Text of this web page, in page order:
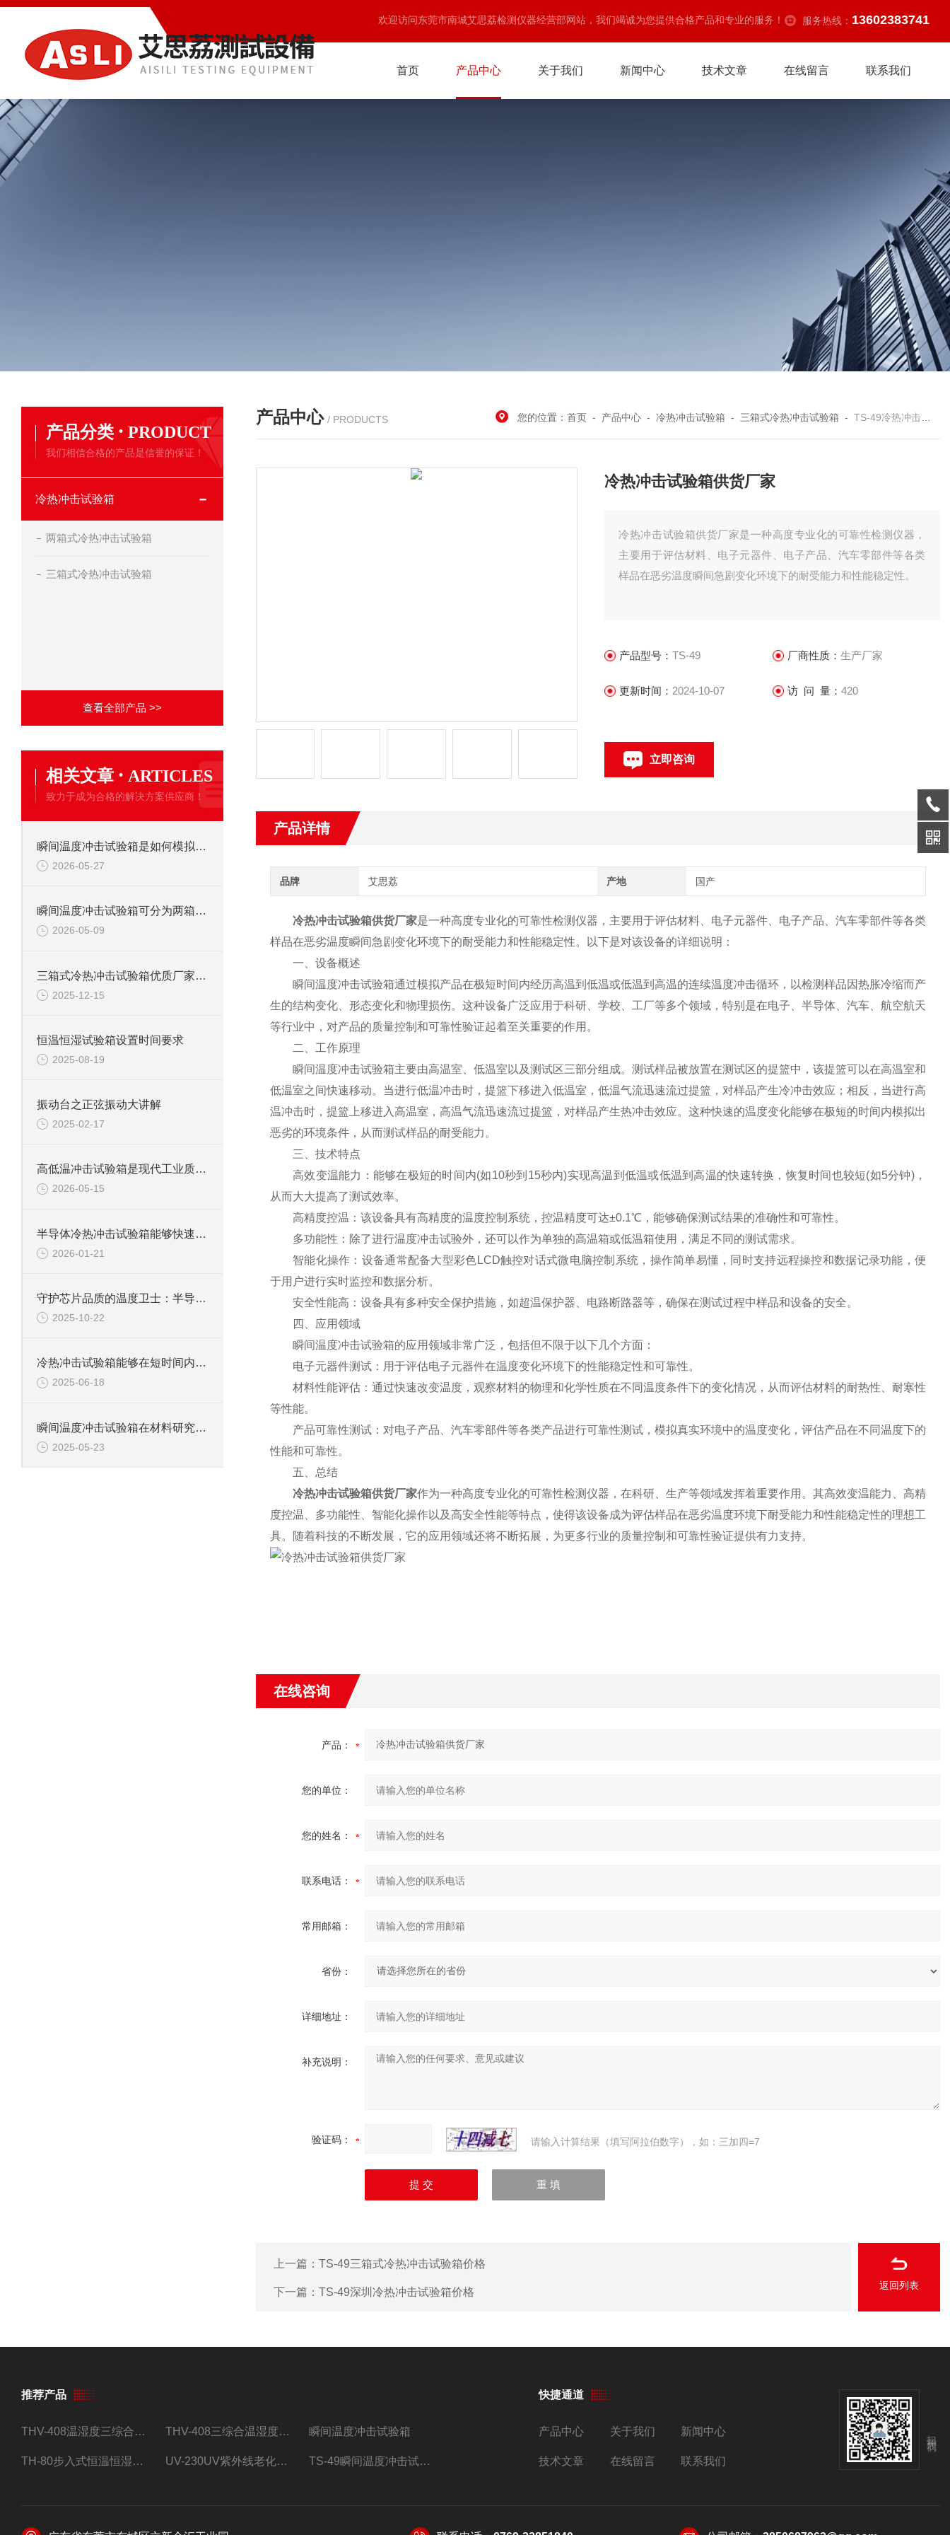
欢迎访问东莞市南城艾思荔检测仪器经营部网站，我们竭诚为您提供合格产品和专业的服务！ 服务热线： 13602383741
首页 产品中心 关于我们 新闻中心 技术文章 在线留言 联系我们
产品分类 · PRODUCT
我们相信合格的产品是信誉的保证！
冷热冲击试验箱
两箱式冷热冲击试验箱
三箱式冷热冲击试验箱
查看全部产品 >>
相关文章 · ARTICLES
致力于成为合格的解决方案供应商！
瞬间温度冲击试验箱是如何模拟环境突变的?
2026-05-27
瞬间温度冲击试验箱可分为两箱式与三箱式两种
2026-05-09
三箱式冷热冲击试验箱优质厂家怎么选？这些关键点要牢记
2025-12-15
恒温恒湿试验箱设置时间要求
2025-08-19
振动台之正弦振动大讲解
2025-02-17
高低温冲击试验箱是现代工业质量管控中的重要工具
2026-05-15
半导体冷热冲击试验箱能够快速且准确地在高温和低温环境之间进行切换
2026-01-21
守护芯片品质的温度卫士：半导体冷热冲击试验箱
2025-10-22
冷热冲击试验箱能够在短时间内实现温度的快速变化
2025-06-18
瞬间温度冲击试验箱在材料研究领域中具有重要意义
2025-05-23
产品中心 / PRODUCTS 您的位置：首页 - 产品中心 -冷热冲击试验箱 - 三箱式冷热冲击试验箱 -TS-49冷热冲击试验箱供货厂家
冷热冲击试验箱供货厂家
冷热冲击试验箱供货厂家是一种高度专业化的可靠性检测仪器，
主要用于评估材料、电子元器件、电子产品、汽车零部件等各类
样品在恶劣温度瞬间急剧变化环境下的耐受能力和性能稳定性。
产品型号：TS-49 厂商性质： 生产厂家
更新时间： 2024-10-07 访 问 量： 420
立即咨询
产品详情
品牌 艾思荔 产地 国产
冷热冲击试验箱供货厂家是一种高度专业化的可靠性检测仪器，主要用于评估材料、电子元器件、电子产品、汽车零部件等各类
样品在恶劣温度瞬间急剧变化环境下的耐受能力和性能稳定性。以下是对该设备的详细说明：
一、设备概述
瞬间温度冲击试验箱通过模拟产品在极短时间内经历高温到低温或低温到高温的连续温度冲击循环，以检测样品因热胀冷缩而产
生的结构变化、形态变化和物理损伤。这种设备广泛应用于科研、学校、工厂等多个领域，特别是在电子、半导体、汽车、航空航天
等行业中，对产品的质量控制和可靠性验证起着至关重要的作用。
二、工作原理
瞬间温度冲击试验箱主要由高温室、低温室以及测试区三部分组成。测试样品被放置在测试区的提篮中，该提篮可以在高温室和
低温室之间快速移动。当进行低温冲击时，提篮下移进入低温室，低温气流迅速流过提篮，对样品产生冷冲击效应；相反，当进行高
温冲击时，提篮上移进入高温室，高温气流迅速流过提篮，对样品产生热冲击效应。这种快速的温度变化能够在极短的时间内模拟出
恶劣的环境条件，从而测试样品的耐受能力。
三、技术特点
高效变温能力：能够在极短的时间内(如10秒到15秒内)实现高温到低温或低温到高温的快速转换，恢复时间也较短(如5分钟)，
从而大大提高了测试效率。
高精度控温：该设备具有高精度的温度控制系统，控温精度可达±0.1℃，能够确保测试结果的准确性和可靠性。
多功能性：除了进行温度冲击试验外，还可以作为单独的高温箱或低温箱使用，满足不同的测试需求。
智能化操作：设备通常配备大型彩色LCD触控对话式微电脑控制系统，操作简单易懂，同时支持远程操控和数据记录功能，便
于用户进行实时监控和数据分析。
安全性能高：设备具有多种安全保护措施，如超温保护器、电路断路器等，确保在测试过程中样品和设备的安全。
四、应用领域
瞬间温度冲击试验箱的应用领域非常广泛，包括但不限于以下几个方面：
电子元器件测试：用于评估电子元器件在温度变化环境下的性能稳定性和可靠性。
材料性能评估：通过快速改变温度，观察材料的物理和化学性质在不同温度条件下的变化情况，从而评估材料的耐热性、耐寒性
等性能。
产品可靠性测试：对电子产品、汽车零部件等各类产品进行可靠性测试，模拟真实环境中的温度变化，评估产品在不同温度下的
性能和可靠性。
五、总结
冷热冲击试验箱供货厂家作为一种高度专业化的可靠性检测仪器，在科研、生产等领域发挥着重要作用。其高效变温能力、高精
度控温、多功能性、智能化操作以及高安全性能等特点，使得该设备成为评估样品在恶劣温度环境下耐受能力和性能稳定性的理想工
具。随着科技的不断发展，它的应用领域还将不断拓展，为更多行业的质量控制和可靠性验证提供有力支持。
在线咨询
产品：
您的单位：
您的姓名：
联系电话：
常用邮箱：
省份：
详细地址：
补充说明：
验证码： 请输入计算结果（填写阿拉伯数字），如：三加四=7
上一篇： TS-49三箱式冷热冲击试验箱价格
下一篇： TS-49深圳冷热冲击试验箱价格
返回列表
推荐产品
THV-408温湿度三综合试验箱 THV-408三综合温湿度振动试验箱 瞬间温度冲击试验箱
TH-80步入式恒温恒湿试验房 UV-230UV紫外线老化试验箱 TS-49瞬间温度冲击试验箱
快捷通道
产品中心 关于我们 新闻中心
技术文章 在线留言 联系我们